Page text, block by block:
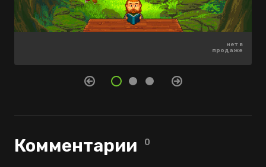
нет в
продаже
нет в
продаже
нет в
продаже
Комментарии 0